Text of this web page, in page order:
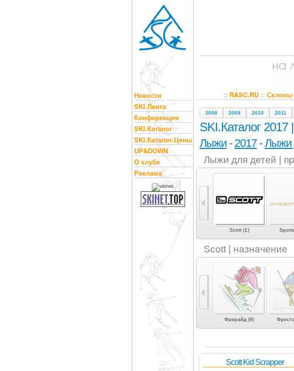
Новости
SKI.Лента
Конференции
SKI.Каталог
SKI.Каталог.Цены
UP&DOWN
О клубе
Реклама
:: RASC.RU:: Склоны
2008 2009 2010 2011
SKI.Каталог 2017 |
Лыжи - 2017-Лыжи
Лыжи для детей |
Salomon (3) Scott (1)
Scott | назначение
Экспертные
универсальные (4)
Фрирайд (9)
Scott Kid Scrapper